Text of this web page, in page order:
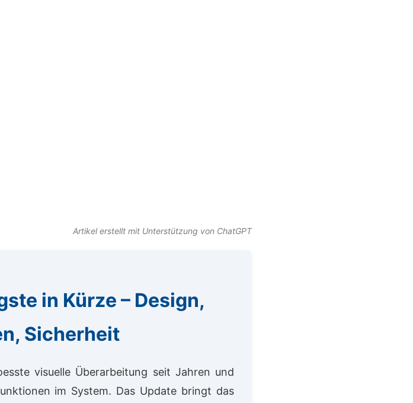
Artikel erstellt mit Unterstützung von ChatGPT
in Kürze – Design,
Sicherheit
visuelle Überarbeitung seit Jahren und
im System. Das Update bringt das